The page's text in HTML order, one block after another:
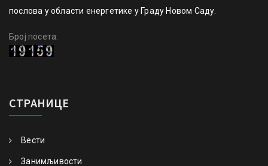
послова у области енергетике у Граду Новом Саду.
Број посета:
СТРАНИЦЕ
Вести
Занимљивости